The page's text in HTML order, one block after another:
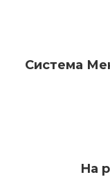
Система
На